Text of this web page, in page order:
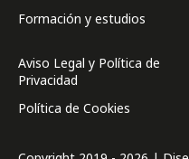
Formación y estudios
Aviso Legal y Política de
Privacidad
Política de Cookies